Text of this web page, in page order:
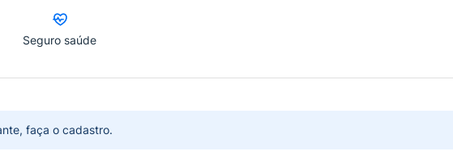
Seguro saúde
faça o cadastro.